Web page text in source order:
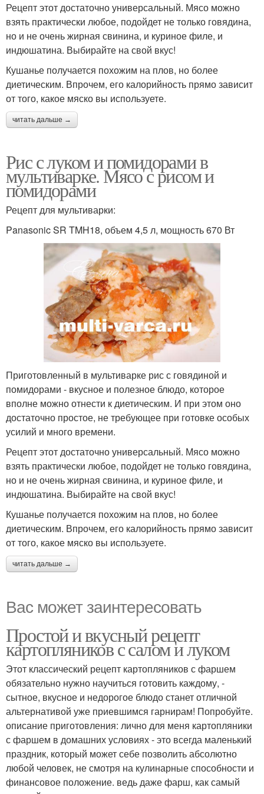
Рецепт этот достаточно универсальный. Мясо можно
взять практически любое, подойдет не только говядина,
но и не очень жирная свинина, и куриное филе, и
индюшатина. Выбирайте на свой вкус!
Кушанье получается похожим на плов, но более
диетическим. Впрочем, его калорийность прямо зависит
от того, какое мяско вы используете.
читать дальше →
Рис с луком и помидорами в
мультиварке. Мясо с рисом и
помидорами
Рецепт для мультиварки:
Panasonic SR TMH18, объем 4,5 л, мощность 670 Вт
Приготовленный в мультиварке рис с говядиной и
помидорами - вкусное и полезное блюдо, которое
вполне можно отнести к диетическим. И при этом оно
достаточно простое, не требующее при готовке особых
усилий и много времени.
Рецепт этот достаточно универсальный. Мясо можно
взять практически любое, подойдет не только говядина,
но и не очень жирная свинина, и куриное филе, и
индюшатина. Выбирайте на свой вкус!
Кушанье получается похожим на плов, но более
диетическим. Впрочем, его калорийность прямо зависит
от того, какое мяско вы используете.
читать дальше →
Вас может заинтересовать
Простой и вкусный рецепт
картопляников с салом и луком
Этот классический рецепт картопляников с фаршем
обязательно нужно научиться готовить каждому, -
сытное, вкусное и недорогое блюдо станет отличной
альтернативой уже приевшимся гарнирам! Попробуйте.
описание приготовления: лично для меня картопляники
с фаршем в домашних условиях - это всегда маленький
праздник, который может себе позволить абсолютно
любой человек, не смотря на кулинарные способности и
финансовое положение. ведь даже фарш, как самый